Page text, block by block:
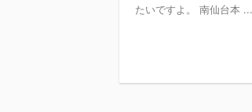
たいですよ。 南仙台本 ...